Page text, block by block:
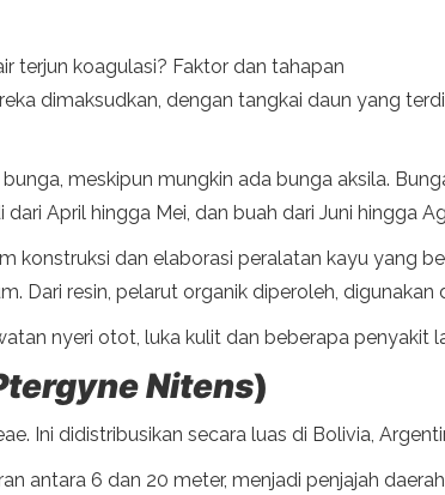
terjun koagulasi? Faktor dan tahapan
dimaksudkan, dengan tangkai daun yang
meskipun mungkin ada bunga aksila.
April hingga Mei, dan buah dari Juni hingga
konstruksi dan elaborasi peralatan kayu yang
Dari resin, pelarut organik diperoleh, digunakan
nyeri otot, luka kulit dan beberapa penyakit
Nitens)
Ini didistribusikan secara luas di Bolivia,
antara 6 dan 20 meter, menjadi penjajah